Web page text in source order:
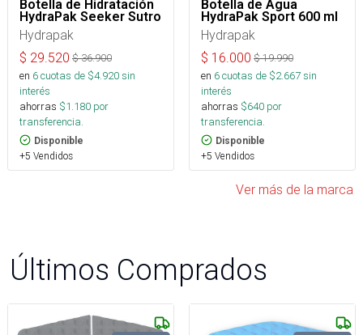
Botella de Hidratación
HydraPak Seeker Sutro
Hydrapak
$ 29.520 $36.900
en 6cuotas de $4.920sin
interés
ahorras $1.180 por
transferencia.
Disponible
+5 Vendidos
Botella de Agua
HydraPak Sport 600 ml
Hydrapak
$ 16.000 $19.990
en 6cuotas de $2.667sin
interés
ahorras $640 por
transferencia.
Disponible
+5 Vendidos
Ver más de la marca
Últimos Comprados